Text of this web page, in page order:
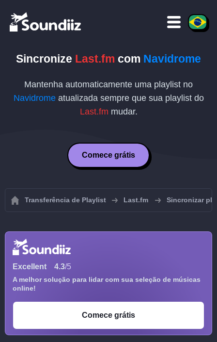
Sincronize Last.fm com Navidrome
Mantenha automaticamente uma playlist no
Navidromeatualizada sempre que sua playlist do
Last.fm mudar.
Comece grátis
Transferência de Playlist Last.fm Sincronizar
Excellent 4.3/5
A melhor solução para lidar com sua seleção de músicas
online!
Comece grátis